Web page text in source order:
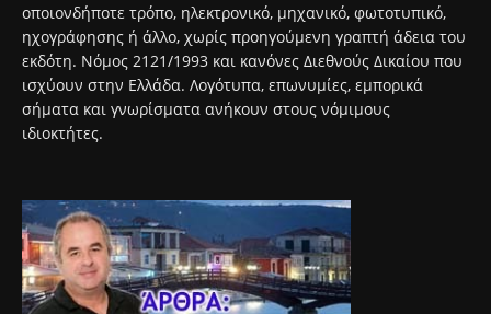
οποιονδήποτε τρόπο, ηλεκτρονικό, μηχανικό, φωτοτυπικό,
ηχογράφησης ή άλλο, χωρίς προηγούμενη γραπτή άδεια του
εκδότη. Νόμος 2121/1993 και κανόνες Διεθνούς Δικαίου που
ισχύουν στην Ελλάδα. Λογότυπα, επωνυμίες, εμπορικά
σήματα και γνωρίσματα ανήκουν στους νόμιμους
ιδιοκτήτες.